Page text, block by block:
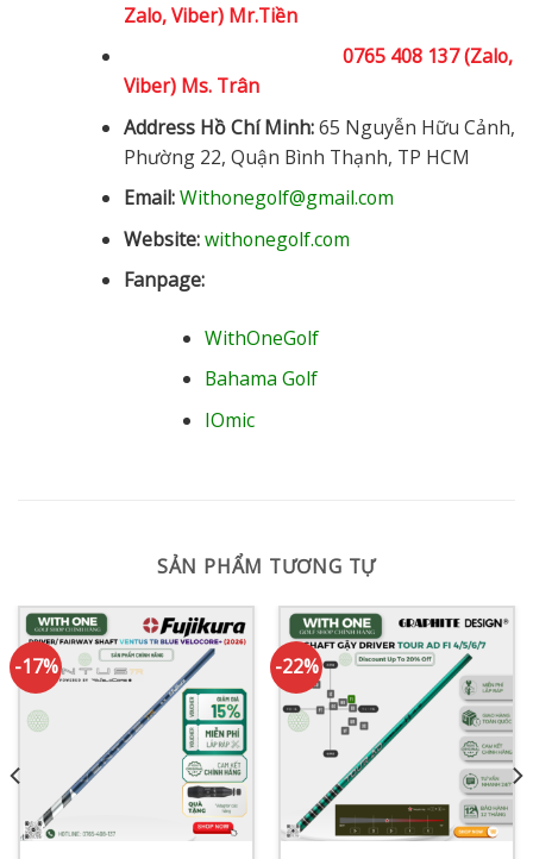
Zalo, Viber) Mr.Tiền
0765 408 137 (Zalo,
Viber) Ms. Trân
Address Hồ Chí Minh:65 Nguyễn Hữu Cảnh,
Phường 22, Quận Bình Thạnh, TP HCM
Email:Withonegolf@gmail.com
Website:withonegolf.com
Fanpage:
WithOneGolf
Bahama Golf
IOmic
SẢN PHẨM TƯƠNG TỰ
-17% -22%